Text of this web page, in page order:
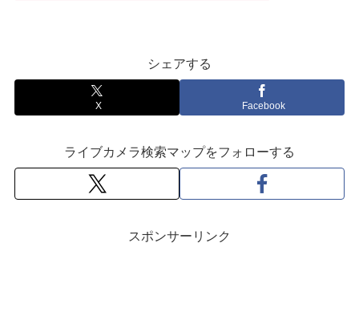
シェアする
X Facebook
ライブカメラ検索マップをフォローする
スポンサーリンク